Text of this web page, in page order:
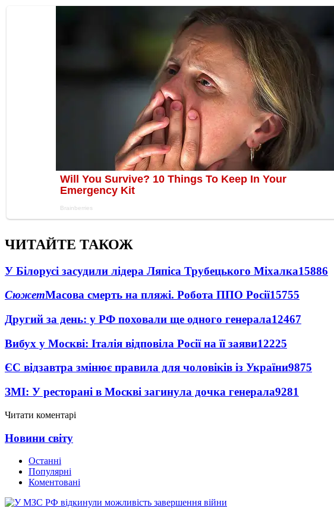
ЧИТАЙТЕ ТАКОЖ
У Білорусі засудили лідера Ляпіса Трубецького Міхалка15886
СюжетМасова смерть на пляжі. Робота ППО Росії15755
Другий за день: у РФ поховали ще одного генерала12467
Вибух у Москві: Італія відповіла Росії на її заяви12225
ЄС відзавтра змінює правила для чоловіків із України9875
ЗМІ: У ресторані в Москві загинула дочка генерала9281
Читати коментарі
Новини світу
Останні
Популярні
Коментовані